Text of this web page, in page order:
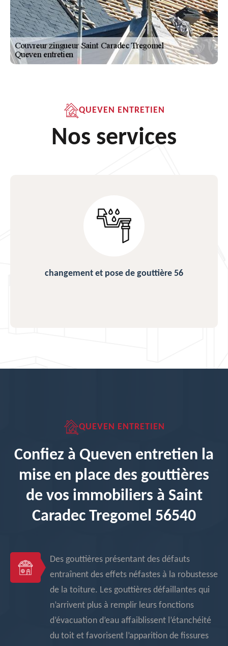
QUEVEN ENTRETIEN
Nos services
changement et pose de gouttière 56
QUEVEN ENTRETIEN
Confiez à Queven entretien la
mise en place des gouttières
de vos immobiliers à Saint
Caradec Tregomel 56540
Des gouttières présentant des défauts
entraînent des effets néfastes à la robustesse
de la toiture. Les gouttières défaillantes qui
n’arrivent plus à remplir leurs fonctions
d’évacuation d’eau affaiblissent l’étanchéité
du toit et favorisent l’apparition de fissures